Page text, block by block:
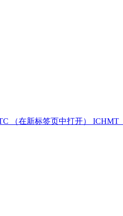
（在新标签页中打开） ICHMT